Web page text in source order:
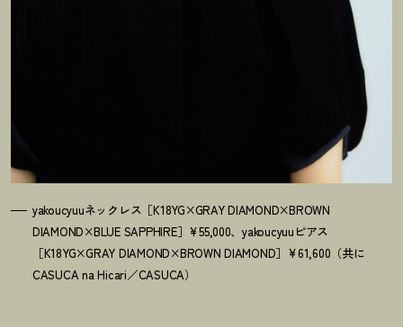
yakoucyuuネックレス［K18YG×GRAY DIAMOND×BROWN
DIAMOND×BLUE SAPPHIRE］¥55,000、yakoucyuuピアス
［K18YG×GRAY DIAMOND×BROWN DIAMOND］¥61,600（共に
CASUCA na Hicari／CASUCA）